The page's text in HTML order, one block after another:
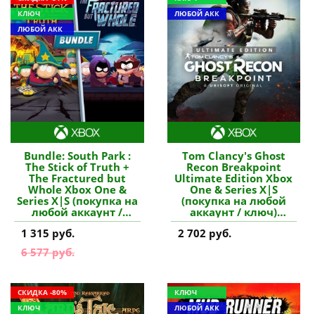
КЛЮЧ
ЛЮБОЙ АКК
Bundle: South Park :
The Stick of Truth +
The Fractured but
Whole Xbox One &
Series X|S (покупка на
любой аккаунт /
ключ) (Аргентина)
купить игру
1 315 руб.
6 577 руб.
ЛЮБОЙ АКК
Tom Clancy's Ghost
Recon Breakpoint
Ultimate Edition Xbox
One & Series X|S
(покупка на любой
аккаунт / ключ)
(Аргентина) купить
игру
2 702 руб.
СКИДКА -80%
КЛЮЧ
КЛЮЧ
ЛЮБОЙ АКК